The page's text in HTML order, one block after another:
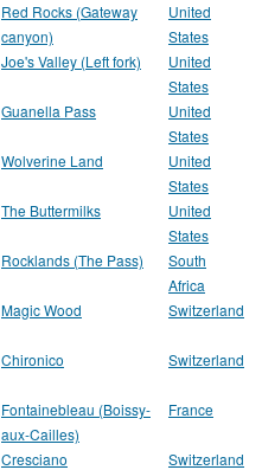
Red Rocks (Gateway
canyon)
United
States
Joe's Valley (Left fork)
United
States
Guanella Pass
United
States
Wolverine Land
United
States
The Buttermilks
United
States
Rocklands (The Pass)
South
Africa
Magic Wood Switzerland
Chironico Switzerland
Fontainebleau (Boissy-
aux-Cailles)
France
Cresciano Switzerland